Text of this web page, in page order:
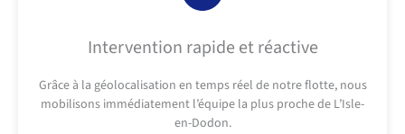
Intervention rapide et réactive
Grâce à la géolocalisation en temps réel de notre flotte, nous
mobilisons immédiatement l’équipe la plus proche de L’Isle-
en-Dodon.